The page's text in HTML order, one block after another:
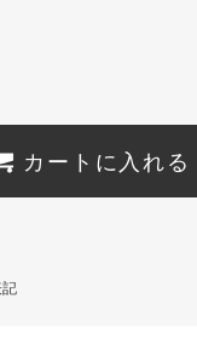
カートに入れる